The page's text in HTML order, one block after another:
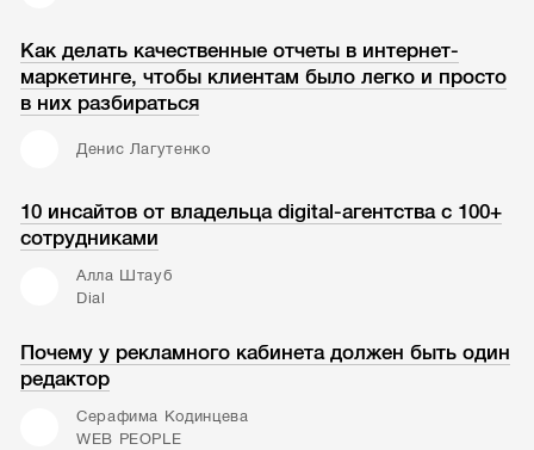
Как делать качественные отчеты в интернет-
маркетинге, чтобы клиентам было легко и просто
в них разбираться
Денис Лагутенко
10 инсайтов от владельца digital-агентства с 100+
сотрудниками
Алла Штауб
Dial
Почему у рекламного кабинета должен быть один
редактор
Серафима Кодинцева
WEB PEOPLE